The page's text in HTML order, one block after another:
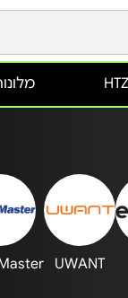
UWANT